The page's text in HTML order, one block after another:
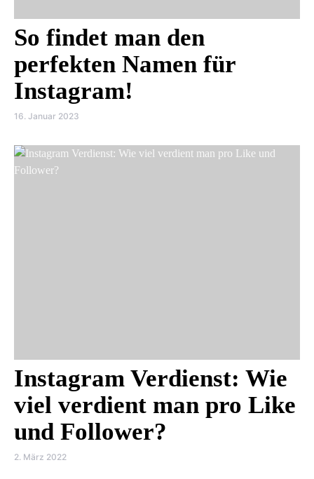
So findet man den
perfekten Namen für
Instagram!
16. Januar 2023
Instagram Verdienst: Wie
viel verdient man pro Like
und Follower?
2. März 2022